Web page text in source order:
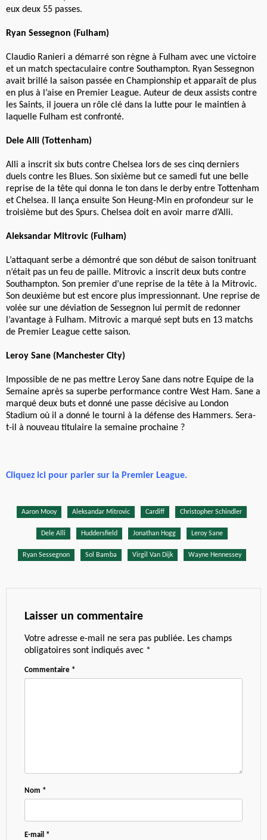
eux deux 55 passes.
Ryan Sessegnon (Fulham)
Claudio Ranieri a démarré son règne à Fulham avec une victoire
et un match spectaculaire contre Southampton. Ryan Sessegnon
avait brillé la saison passée en Championship et apparaît de plus
en plus à l’aise en Premier League. Auteur de deux assists contre
les Saints, il jouera un rôle clé dans la lutte pour le maintien à
laquelle Fulham est confronté.
Dele Alli (Tottenham)
Alli a inscrit six buts contre Chelsea lors de ses cinq derniers
duels contre les Blues. Son sixième but ce samedi fut une belle
reprise de la tête qui donna le ton dans le derby entre Tottenham
et Chelsea. Il lança ensuite Son Heung-Min en profondeur sur le
troisième but des Spurs. Chelsea doit en avoir marre d’Alli.
Aleksandar Mitrovic (Fulham)
L’attaquant serbe a démontré que son début de saison tonitruant
n’était pas un feu de paille. Mitrovic a inscrit deux buts contre
Southampton. Son premier d’une reprise de la tête à la Mitrovic.
Son deuxième but est encore plus impressionnant. Une reprise de
volée sur une déviation de Sessegnon lui permit de redonner
l’avantage à Fulham. Mitrovic a marqué sept buts en 13 matchs
de Premier League cette saison.
Leroy Sane (Manchester City)
Impossible de ne pas mettre Leroy Sane dans notre Equipe de la
Semaine après sa superbe performance contre West Ham. Sane a
marqué deux buts et donné une passe décisive au London
Stadium où il a donné le tourni à la défense des Hammers. Sera-
t-il à nouveau titulaire la semaine prochaine ?
Cliquez ici pour parier sur la Premier League.
Aaron Mooy Aleksandar Mitrovic Cardiff Christopher Schindler
Dele Alli Huddersfield Jonathan Hogg Leroy Sane
Ryan Sessegnon Sol Bamba Virgil Van Dijk Wayne Hennessey
Laisser un commentaire
Votre adresse e-mail ne sera pas publiée. Les champs
obligatoires sont indiqués avec *
Commentaire *
Nom *
E-mail *